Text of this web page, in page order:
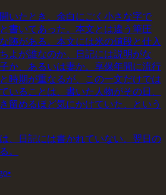
いたとき、余白にごく小さな字で
書いてあった。本文とは違う筆圧
跡がある。本文には米の値段と仕入
よが誰なのか、日記には説明がな
か、あるいは妻か。享保年間に流行
時期が重なるが、この一文だけでは
いることは、書いた人物がその日、
留めるほど気にかけていた、という
、日記には書かれていない。翌日の
。
•